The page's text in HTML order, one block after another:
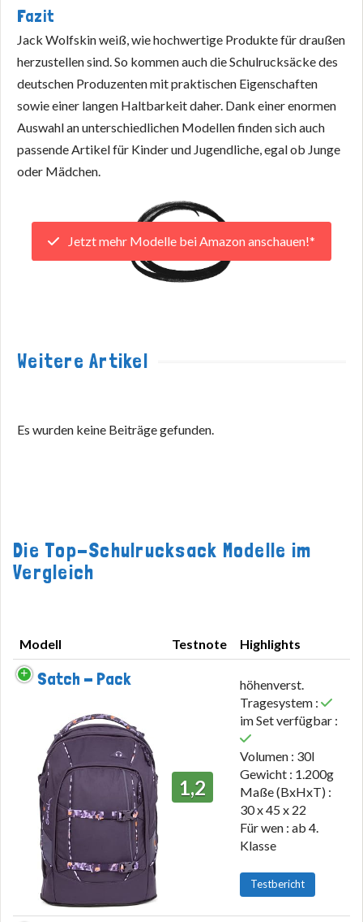
Fazit
Jack Wolfskin weiß, wie hochwertige Produkte für draußen
herzustellen sind. So kommen auch die Schulrucksäcke des
deutschen Produzenten mit praktischen Eigenschaften
sowie einer langen Haltbarkeit daher. Dank einer enormen
Auswahl an unterschiedlichen Modellen finden sich auch
passende Artikel für Kinder und Jugendliche, egal ob Junge
oder Mädchen.
Jetzt mehr Modelle bei Amazon anschauen!*
Weitere Artikel
Es wurden keine Beiträge gefunden.
Die Top-Schulrucksack Modelle im
Vergleich
Modell Testnote
Highlights
Modell
Satch - Pack
1,2
höhenverst.
Tragesystem :
im Set verfügbar :
Volumen : 30l
Gewicht : 1.200g
Maße (BxHxT) :
30 x 45 x 22
Für wen : ab 4.
Klasse
Testbericht